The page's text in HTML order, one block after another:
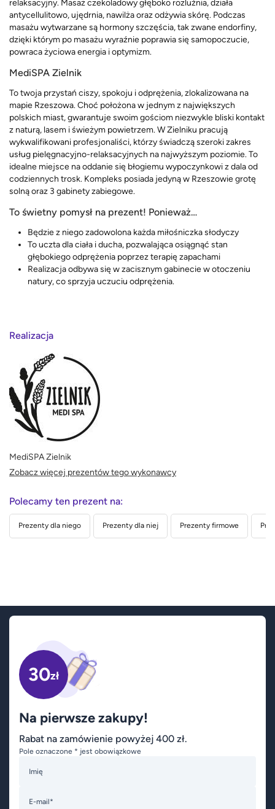
relaksacyjny. Masaż czekoladowy głęboko rozluźnia, działa
antycellulitowo, ujędrnia, nawilża oraz odżywia skórę. Podczas
masażu wytwarzane są hormony szczęścia, tak zwane endorfiny,
dzięki którym po masażu wyraźnie poprawia się samopoczucie,
powraca życiowa energia i optymizm.
MediSPA Zielnik
To twoja przystań ciszy, spokoju i odprężenia, zlokalizowana na
mapie Rzeszowa. Choć położona w jednym z największych
polskich miast, gwarantuje swoim gościom niezwykle bliski kontakt
z naturą, lasem i świeżym powietrzem. W Zielniku pracują
wykwalifikowani profesjonaliści, którzy świadczą szeroki zakres
usług pielęgnacyjno-relaksacyjnych na najwyższym poziomie. To
idealne miejsce na oddanie się błogiemu wypoczynkowi z dala od
codziennych trosk. Kompleks posiada jedyną w Rzeszowie grotę
solną oraz 3 gabinety zabiegowe.
To świetny pomysł na prezent! Ponieważ…
Będzie z niego zadowolona każda miłośniczka słodyczy
To uczta dla ciała i ducha, pozwalająca osiągnąć stan
głębokiego odprężenia poprzez terapię zapachami
Realizacja odbywa się w zacisznym gabinecie w otoczeniu
natury, co sprzyja uczuciu odprężenia.
Realizacja
MediSPA Zielnik
Zobacz więcej prezentów tego wykonawcy
Polecamy ten prezent na:
Prezenty dla niego Prezenty dla niej Prezenty firmowe
30zł
Na pierwsze zakupy!
Rabat na zamówienie powyżej 400 zł.
Pole oznaczone * jest obowiązkowe
Imię
E-mail*